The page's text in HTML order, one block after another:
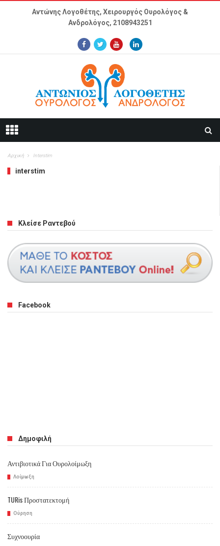
Αντώνης Λογοθέτης, Χειρουργός Ουρολόγος &
Ανδρολόγος, 2108943251
Αρχική Interstim
interstim
Κλείσε Ραντεβού
Facebook
Δημοφιλή
Αντιβιοτικά Για Ουρολοίμωξη
Λοίμωξη
TURis Προστατεκτομή
Ούρηση
Συχνοουρία